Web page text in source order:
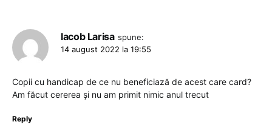
Iacob Larisa spune:
14 august 2022 la 19:55
Copii cu handicap de ce nu beneficiază de acest care card?
Am făcut cererea și nu am primit nimic anul trecut
Reply